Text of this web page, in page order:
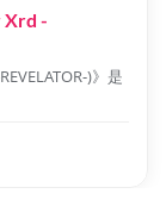
Xrd -
)》是